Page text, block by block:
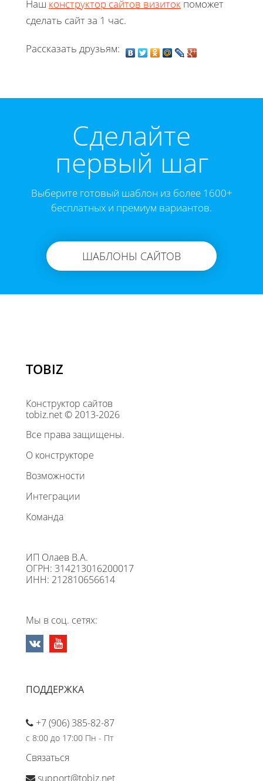
Наш конструктор сайтов визиток поможет
сделать сайт за 1 час.
Рассказать друзьям:
Cделайте
первый шаг
Выберите готовый шаблон из более 1600+
бесплатных и премиум вариантов.
ШАБЛОНЫ САЙТОВ
TOBIZ
Конструктор сайтов
tobiz.net © 2013-2026
Все права защищены.
О конструкторе
Возможности
Интеграции
Команда
ИП Олаев В.А.
ОГРН: 314213016200017
ИНН: 212810656614
Мы в соц. сетях:
ПОДДЕРЖКА
+7 (906) 385-82-87
с 8:00 до 17:00 Пн - Пт
Связаться
support@tobiz.net